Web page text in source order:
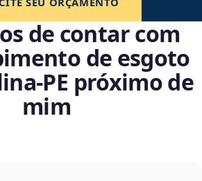
de contar com
de esgoto
próximo de
mim